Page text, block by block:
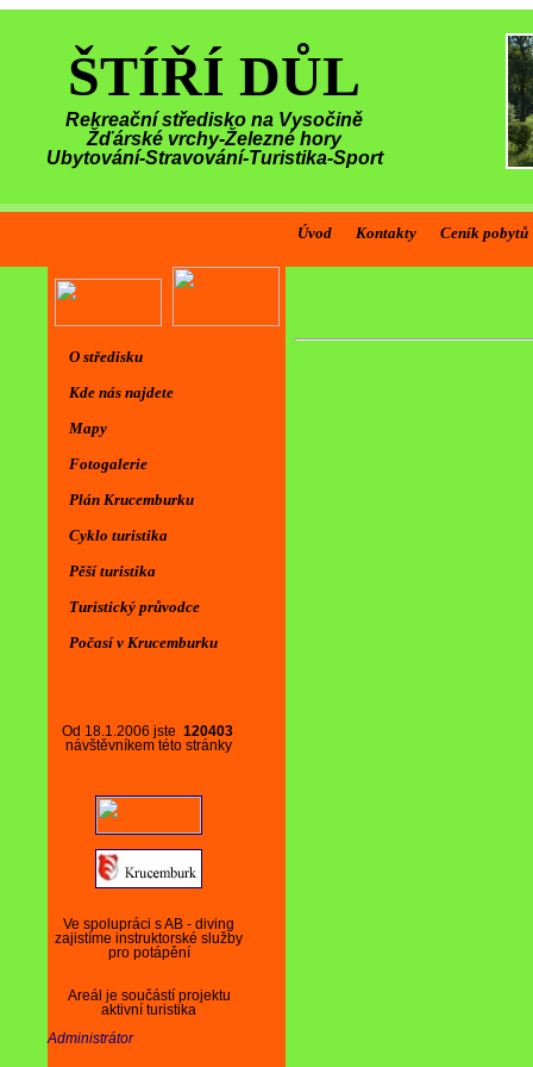
ŠTÍŘÍ DŮL
Rekreační středisko na Vysočině
Žďárské vrchy-Železné hory
Ubytování-Stravování-Turistika-Sport
Úvod Kontakty Ceník pobytů
Od 18.1.2006 jste 120403
návštěvníkem této stránky
Ve spolupráci s AB - diving
zajistíme instruktorské služby
pro potápění
Areál je součástí projektu
aktivní turistika
Administrátor
O středisku
Kde nás najdete
Mapy
Fotogalerie
Plán Krucemburku
Cyklo turistika
Pěší turistika
Turistický průvodce
Počasí v Krucemburku